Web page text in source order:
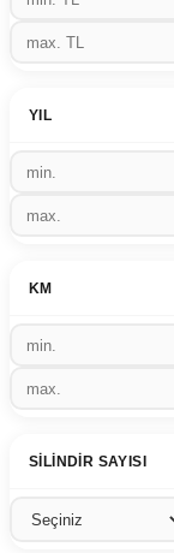
YIL
KM
SILINDIR SAYISI